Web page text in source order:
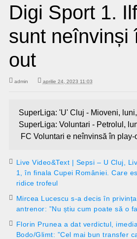
Digi Sport 1.
sunt neînvinși
out
admin aprilie 24, 2023 11:03
SuperLiga: 'U' Cluj - Mioveni,
SuperLiga: Voluntari - Petrolul,
FC Voluntari e neînvinsă în play-
Live Video&Text | Sepsi – U Cluj,
1, în finala Cupei României. Care
ridice trofeul
Mircea Lucescu s-a decis în
antrenor: ”Nu știu cum poate să o
Florin Prunea a dat verdictul,
Bodo/Glimt: ”Cel mai bun transfer